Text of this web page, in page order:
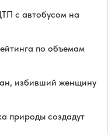
с автобусом на
по объемам
избивший женщину
природы создадут